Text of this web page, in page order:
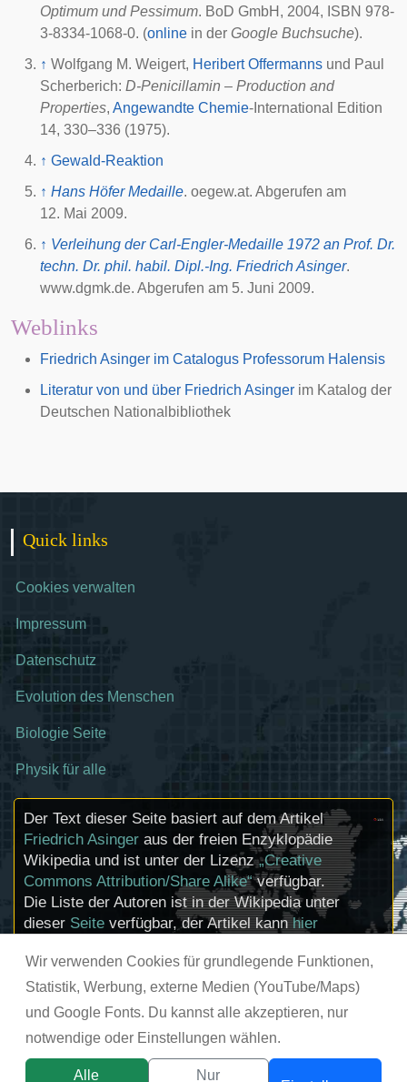
Wir verwenden Cookies für grundlegende Funktionen,
Statistik, Werbung, externe Medien (YouTube/Maps)
und Google Fonts. Du kannst alle akzeptieren, nur
notwendige oder Einstellungen wählen.
Alle Nur
Optimum und Pessimum. BoD GmbH, 2004, ISBN 978-
3-8334-1068-0. (online in der Google Buchsuche).
↑ Wolfgang M. Weigert, Heribert Offermanns und Paul
Scherberich: D-Penicillamin – Production and
Properties, Angewandte Chemie-International Edition
14, 330–336 (1975).
↑ Gewald-Reaktion
↑ Hans Höfer Medaille. oegew.at. Abgerufen am
12. Mai 2009.
↑ Verleihung der Carl-Engler-Medaille 1972 an Prof. Dr.
techn. Dr. phil. habil. Dipl.-Ing. Friedrich Asinger.
www.dgmk.de. Abgerufen am 5. Juni 2009.
Weblinks
Friedrich Asinger im Catalogus Professorum Halensis
Literatur von und über Friedrich Asinger im Katalog der
Deutschen Nationalbibliothek
Quick links
Cookies verwalten
Impressum
Datenschutz
Evolution des Menschen
Biologie Seite
Physik für alle
Der Text dieser Seite basiert auf dem Artikel
Friedrich Asinger aus der freien Enzyklopädie
Wikipedia und ist unter der Lizenz„Creative
Commons Attribution/Share Alike“verfügbar.
Die Liste der Autoren ist in der Wikipedia unter
dieser Seite verfügbar, der Artikel kannhier
Urhebern und zum Lizenzstatus eingebundener
Mediendateien (etwa Bilder oder Videos) können
im Regelfall durch Anklicken dieser abgerufen
© chemie-schule.de 2026